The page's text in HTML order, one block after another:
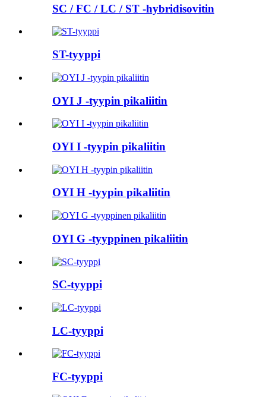
SC / FC / LC / ST -hybridisovitin
ST-tyyppi
OYI J -tyypin pikaliitin
OYI I -tyypin pikaliitin
OYI H -tyypin pikaliitin
OYI G -tyyppinen pikaliitin
SC-tyyppi
LC-tyyppi
FC-tyyppi